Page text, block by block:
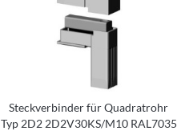
Steckverbinder für Quadratrohr
Typ 2D2 2D2V30KS/M10 RAL7035